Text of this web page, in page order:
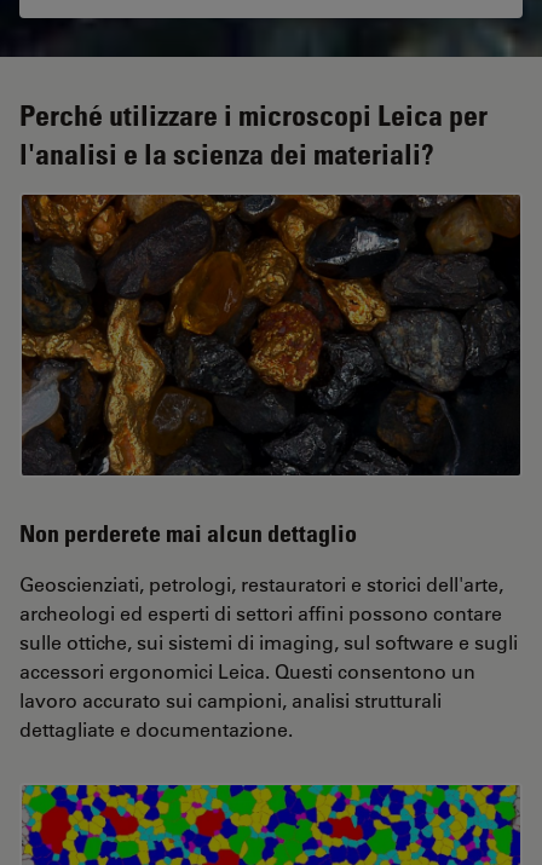
Perché utilizzare i microscopi Leica per
l'analisi e la scienza dei materiali?
Non perderete mai alcun dettaglio
Geoscienziati, petrologi, restauratori e storici dell'arte,
archeologi ed esperti di settori affini possono contare
sulle ottiche, sui sistemi di imaging, sul software e sugli
accessori ergonomici Leica. Questi consentono un
lavoro accurato sui campioni, analisi strutturali
dettagliate e documentazione.